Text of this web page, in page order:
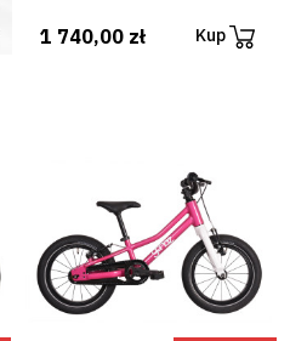
1 740,00 zł Kup